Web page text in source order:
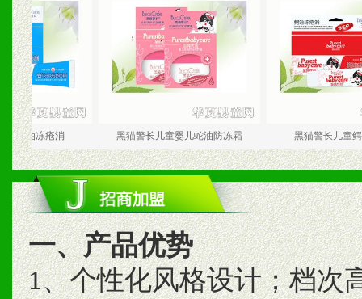
童蛇油冻疮消 黑猫警长儿童婴儿蛇油防冻霜 黑猫警长儿童
一、产品优势
1、个性化风格设计；档次